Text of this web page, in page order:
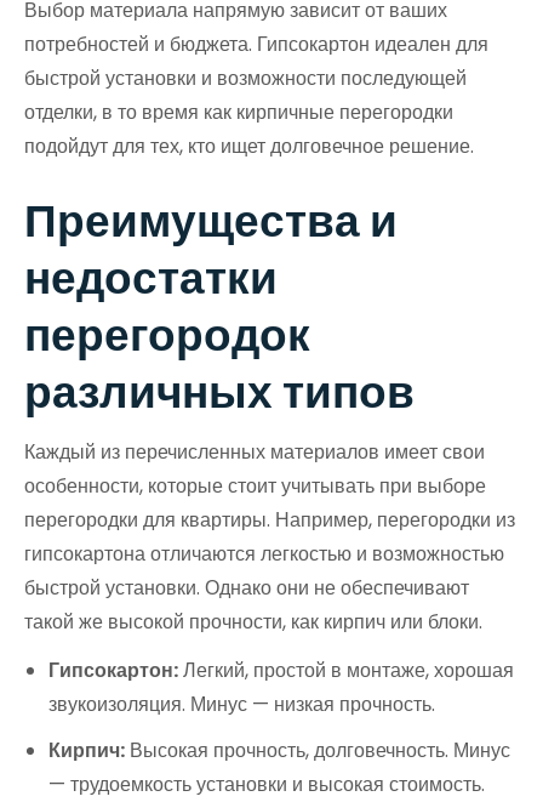
Выбор материала напрямую зависит от ваших
потребностей и бюджета. Гипсокартон идеален для
быстрой установки и возможности последующей
отделки, в то время как кирпичные перегородки
подойдут для тех, кто ищет долговечное решение.
Преимущества и
недостатки
перегородок
различных типов
Каждый из перечисленных материалов имеет свои
особенности, которые стоит учитывать при выборе
перегородки для квартиры. Например, перегородки из
гипсокартона отличаются легкостью и возможностью
быстрой установки. Однако они не обеспечивают
такой же высокой прочности, как кирпич или блоки.
Гипсокартон:Легкий, простой в монтаже, хорошая
звукоизоляция. Минус — низкая прочность.
Кирпич: Высокая прочность, долговечность. Минус
— трудоемкость установки и высокая стоимость.